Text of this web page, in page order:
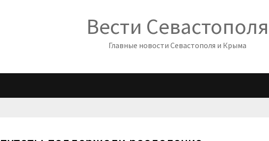
Вести Севастополя
Главные новости Севастополя и Крыма